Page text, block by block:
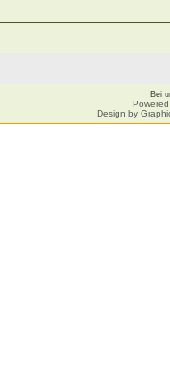
Bei
Design by